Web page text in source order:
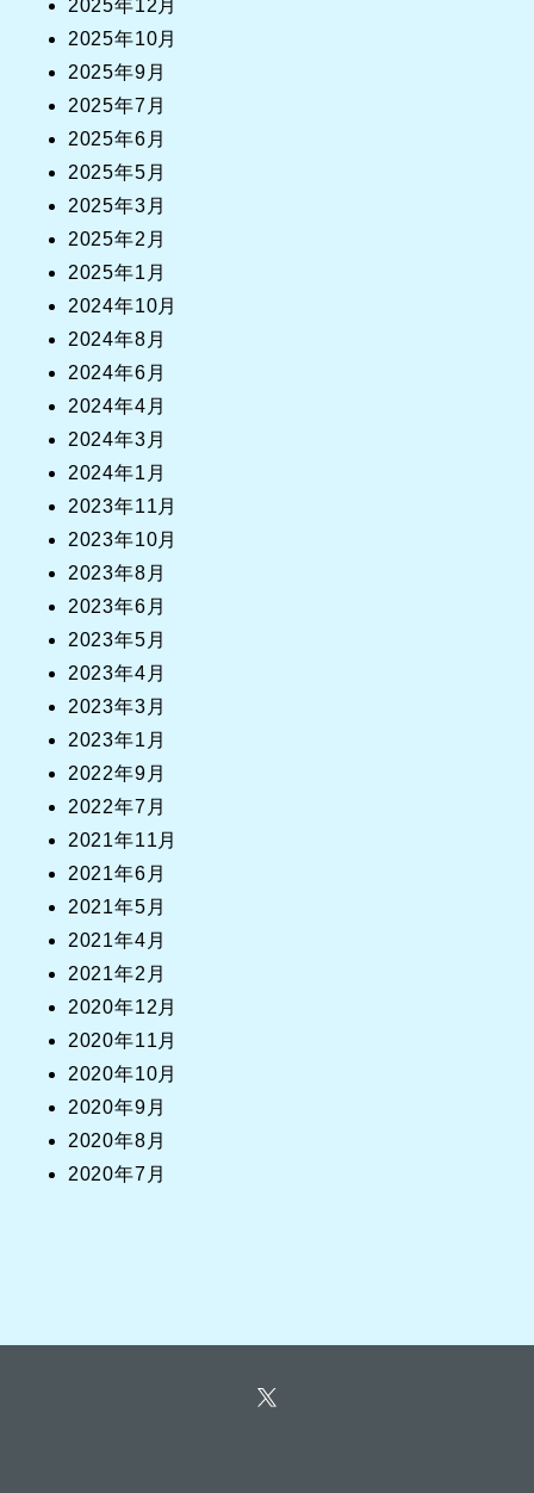
2025年12月
2025年10月
2025年9月
2025年7月
2025年6月
2025年5月
2025年3月
2025年2月
2025年1月
2024年10月
2024年8月
2024年6月
2024年4月
2024年3月
2024年1月
2023年11月
2023年10月
2023年8月
2023年6月
2023年5月
2023年4月
2023年3月
2023年1月
2022年9月
2022年7月
2021年11月
2021年6月
2021年5月
2021年4月
2021年2月
2020年12月
2020年11月
2020年10月
2020年9月
2020年8月
2020年7月